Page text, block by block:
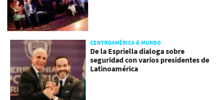
CENTROAMÉRICA & MUNDO
De la Espriella dialoga sobre
seguridad con varios presidentes de
Latinoamérica